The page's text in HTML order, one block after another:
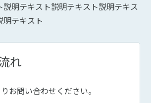
説明テキスト説明テキスト説明テキス
明テキスト
れ
お問い合わせください。